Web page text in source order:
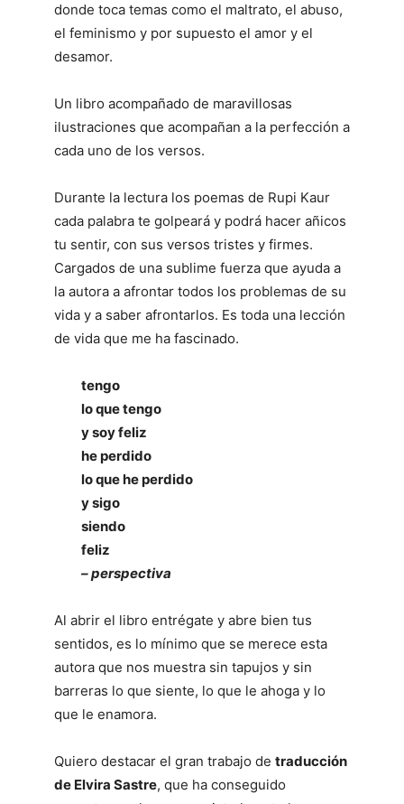
donde toca temas como el maltrato, el abuso,
el feminismo y por supuesto el amor y el
desamor.
Un libro acompañado de maravillosas
ilustraciones que acompañan a la perfección a
cada uno de los versos.
Durante la lectura los poemas de Rupi Kaur
cada palabra te golpeará y podrá hacer añicos
tu sentir, con sus versos tristes y firmes.
Cargados de una sublime fuerza que ayuda a
la autora a afrontar todos los problemas de su
vida y a saber afrontarlos. Es toda una lección
de vida que me ha fascinado.
tengo
lo que tengo
y soy feliz
he perdido
lo que he perdido
y sigo
siendo
feliz
– perspectiva
Al abrir el libro entrégate y abre bien tus
sentidos, es lo mínimo que se merece esta
autora que nos muestra sin tapujos y sin
barreras lo que siente, lo que le ahoga y lo
que le enamora.
Quiero destacar el gran trabajo de traducción
de Elvira Sastre, que ha conseguido